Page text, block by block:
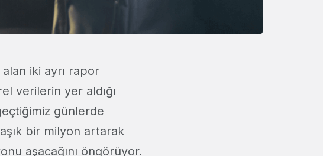
iki ayrı rapor
verilerin yer aldığı
günlerde
bir milyon artarak
aşacağını öngörüyor.